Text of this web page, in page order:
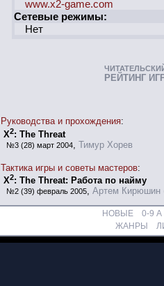
www.x2-game.com
Сетевые режимы:
Нет
РЕЙТИНГ
Руководства и прохождения:
X2: The Threat
№3 (28) март 2004 Тимур Хорев
Тактика игры и советы мастеров:
X2: The Threat: Работа по найму
№2 (39) февраль 2005, Артем Кирюшин
НОВЫЕ 0-9 A
ЖАНРЫ